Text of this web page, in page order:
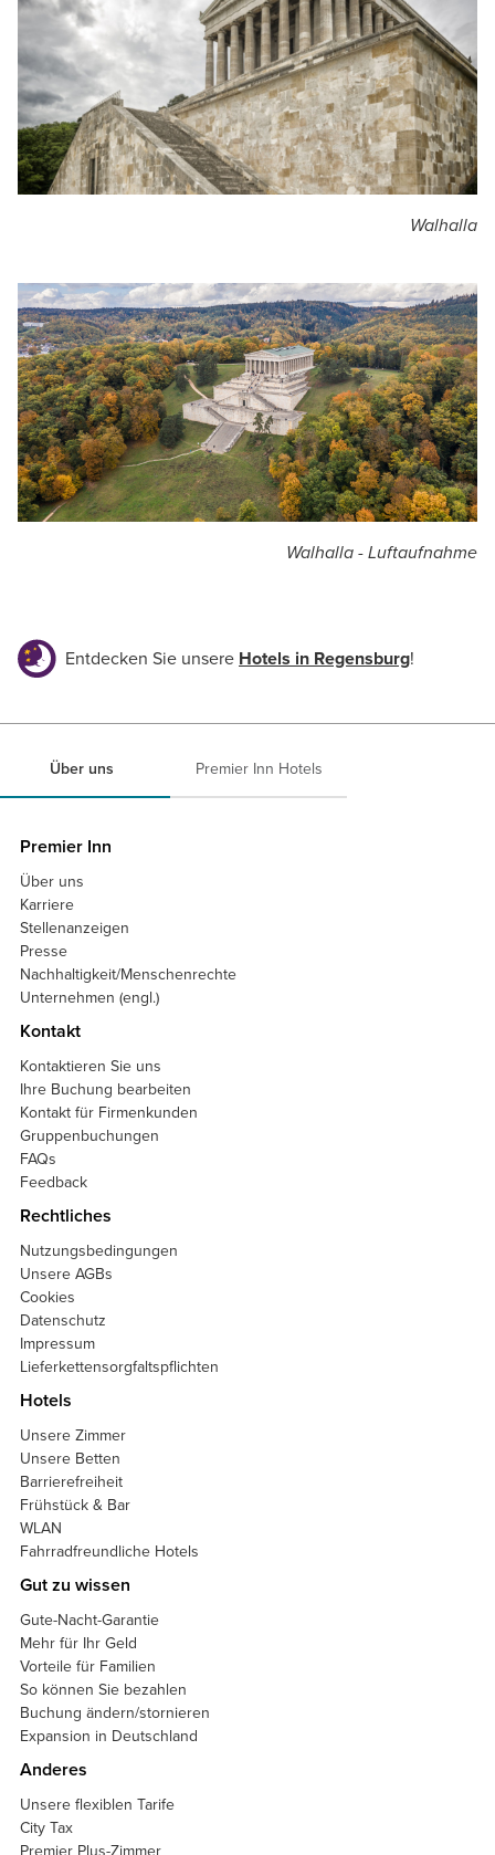
Walhalla
Walhalla - Luftaufnahme
Entdecken Sie unsere Hotels in Regensburg!
Über uns Premier Inn Hotels
Premier Inn
Über uns
Karriere
Stellenanzeigen
Presse
Nachhaltigkeit/Menschenrechte
Unternehmen (engl.)
Kontakt
Kontaktieren Sie uns
Ihre Buchung bearbeiten
Kontakt für Firmenkunden
Gruppenbuchungen
FAQs
Feedback
Rechtliches
Nutzungsbedingungen
Unsere AGBs
Cookies
Datenschutz
Impressum
Lieferkettensorgfaltspflichten
Hotels
Unsere Zimmer
Unsere Betten
Barrierefreiheit
Frühstück & Bar
WLAN
Fahrradfreundliche Hotels
Gut zu wissen
Gute-Nacht-Garantie
Mehr für Ihr Geld
Vorteile für Familien
So können Sie bezahlen
Buchung ändern/stornieren
Expansion in Deutschland
Anderes
Unsere flexiblen Tarife
City Tax